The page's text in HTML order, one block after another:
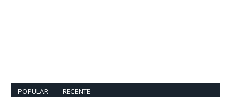
POPULAR RECENTE